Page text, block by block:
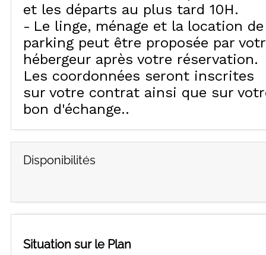
et les départs au plus tard 10H
Le linge, ménage et la location de
parking peut être proposée par
hébergeur après votre réservation.
Les coordonnées seront inscrites
sur votre contrat ainsi que sur
bon d'échange.
Disponibilités
Situation sur le Plan